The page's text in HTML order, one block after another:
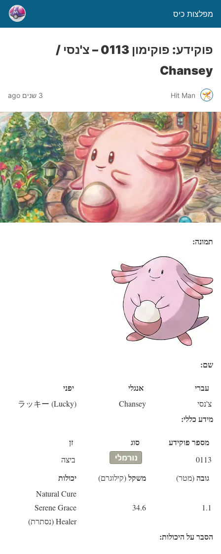
מפלצות כיס
פוקידע: פוקימון 0113 – צ'נסי /
Chansey
Hit Man 3 שנים ago
תמונה:
שם:
עברי אנגלי יפני
צ'נסי Chansey
ラッキー (Lucky)
מידע כללי:
מספר פוקידע סוג זן
0113 ביצה
גובה(מטר) משקל(קילוגרם) יכולות
1.1
34.6
Natural Cure
Serene Grace
Healer (נסתרת)
הסבר על היכולות: